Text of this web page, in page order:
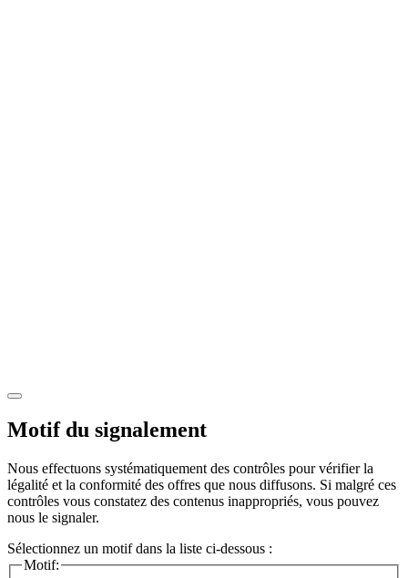
Motif du signalement
Nous effectuons systématiquement des contrôles pour vérifier la
légalité et la conformité des offres que nous diffusons. Si malgré ces
contrôles vous constatez des contenus inappropriés, vous pouvez
nous le signaler.
Sélectionnez un motif dans la liste ci-dessous :
Motif: